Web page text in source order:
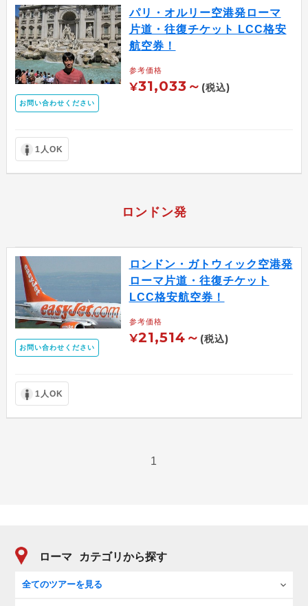
お問い合わせください
パリ・オルリー空港発ローマ
片道・往復チケット LCC格安
航空券！
参考価格
¥31,033～ (税込)
1人OK
ロンドン発
お問い合わせください
ロンドン・ガトウィック空港発
ローマ片道・往復チケット
LCC格安航空券！
参考価格
¥21,514～ (税込)
1人OK
1
ローマ カテゴリから探す
全てのツアーを見る